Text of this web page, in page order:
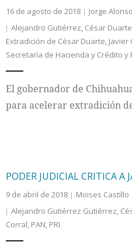
16 de agosto de 2018 Jorge
Alejandro Gutiérrez, César Duarte
Extradición de César Duarte, Javier
Secretaría de Hacienda y Crédito y
El gobernador de
para acelerar extradición
PODER JUDICIAL CRITICA A
9 de abril de 2018 Moises Castillo
Alejandro Gutiérrez Gutiérrez,
Corral, PAN, PRI